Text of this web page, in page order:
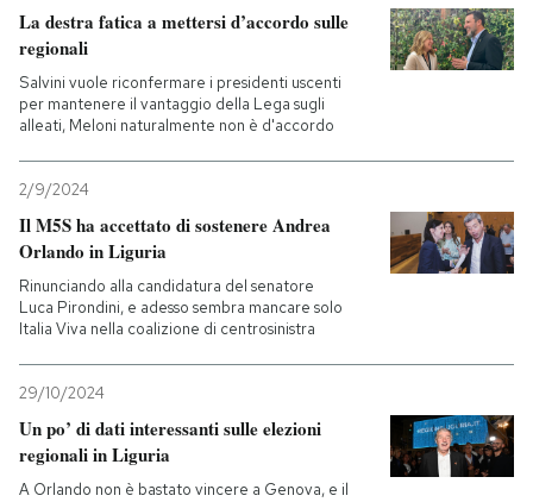
La destra fatica a mettersi d’accordo sulle
regionali
Salvini vuole riconfermare i presidenti uscenti
per mantenere il vantaggio della Lega sugli
alleati, Meloni naturalmente non è d'accordo
2/9/2024
Il M5S ha accettato di sostenere Andrea
Orlando in Liguria
Rinunciando alla candidatura del senatore
Luca Pirondini, e adesso sembra mancare solo
Italia Viva nella coalizione di centrosinistra
29/10/2024
Un po’ di dati interessanti sulle elezioni
regionali in Liguria
A Orlando non è bastato vincere a Genova, e il